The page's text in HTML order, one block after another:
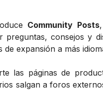
Community Posts
preguntas, consejos y
expansión a más
las páginas de
salgan a foros